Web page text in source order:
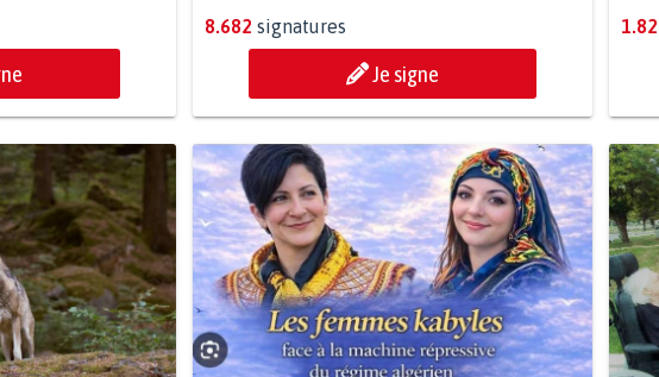
8.682 signatures
Je signe